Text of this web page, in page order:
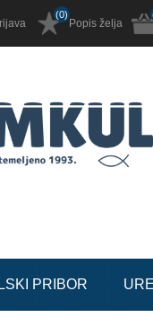
Popis želja
(0)
PRIBOR